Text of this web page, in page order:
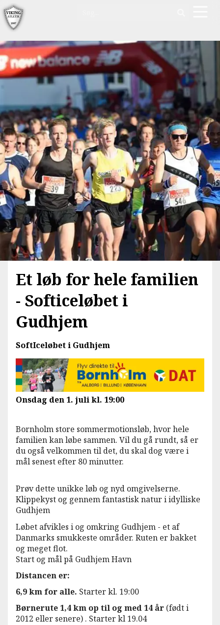
Et løb for hele familien
- Softiceløbet i
Gudhjem
SoftIceløbet i Gudhjem
Onsdag den 1. juli kl. 19:00
Bornholm store sommermotionsløb, hvor hele
familien kan løbe sammen. Vil du gå rundt, så er
du også velkommen til det, du skal dog være i
mål senest efter 80 minutter.
Prøv dette unikke løb og nyd omgivelserne.
Klippekyst og gennem fantastisk natur i idylliske
Gudhjem
Løbet afvikles i og omkring Gudhjem - et af
Danmarks smukkeste områder. Ruten er bakket
og meget flot.
Start og mål på Gudhjem Havn
Distancen er:
6,9 km for alle. Starter kl. 19:00
Børnerute 1,4 km op til og med 14 år (født i
2012 eller senere) . Starter kl 19.04